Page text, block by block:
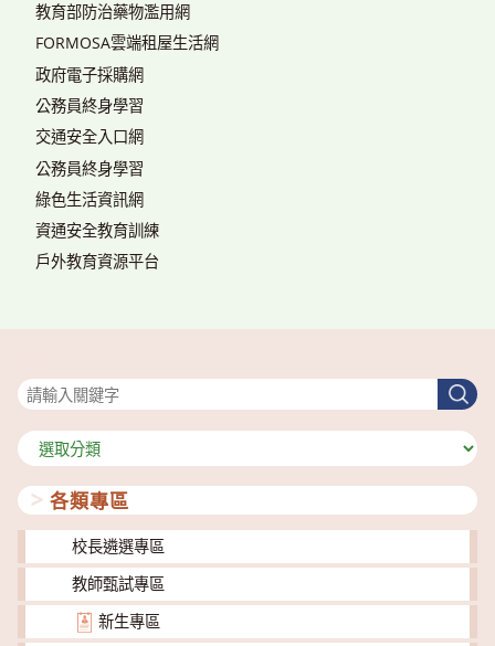
教育部防治藥物濫用網
FORMOSA雲端租屋生活網
政府電子採購網
公務員終身學習
交通安全入口網
公務員終身學習
綠色生活資訊網
資通安全教育訓練
戶外教育資源平台
搜
尋
分
類
各類專區
校長遴選專區
教師甄試專區
新生專區